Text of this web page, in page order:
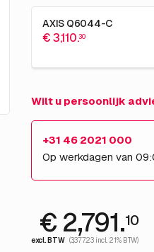
AXIS Q6044-C
€ 3,110.30
Wilt u persoonlijk
+31 46 2021 000
Op werkdagen van
€ 2,791.10
excl. BTW (3,377.23 incl. 21% BTW)